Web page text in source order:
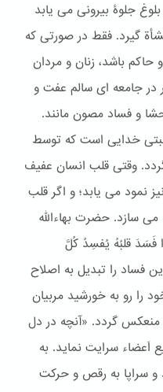
جلوۀ بیرونی می یابد
گیرد. فقط در صورتی که
حاکم باشد، زنان و مردان
در جامعه ای سالم عفت و
و فساد مصون مانند.
خدایی است که توسط
وقتی قلب انسان عفیف
نمود می یابد؛ و اگر قلب
سازد. حضرت بهاءالله
فَسَدَ قلبُهُ يُفسِدُ كُلَّ
اين فساد را تبديل به اصلاح
را رو به خورشید مربیان
منعکس گردد. «آنچه در دل
اَعضاء سرايت نمايد. به
سراپا به رقص و حركت